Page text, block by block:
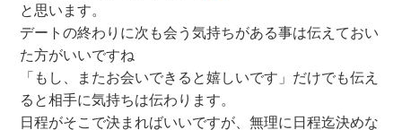
と思います。
デートの終わりに次も会う気持ちがある事は伝えておい
た方がいいですね
「もし、またお会いできると嬉しいです」だけでも伝え
ると相手に気持ちは伝わります。
日程がそこで決まればいいですが、無理に日程迄決めな